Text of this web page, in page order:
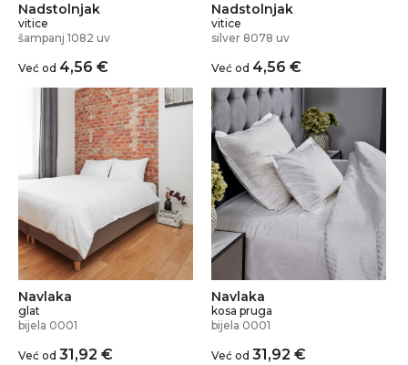
Nadstolnjak
vitice
šampanj 1082 uv
Već od 4,56 €
Nadstolnjak
vitice
silver 8078 uv
Već od 4,56 €
Navlaka
glat
bijela 0001
Već od 31,92 €
Navlaka
kosa pruga
bijela 0001
Već od 31,92 €